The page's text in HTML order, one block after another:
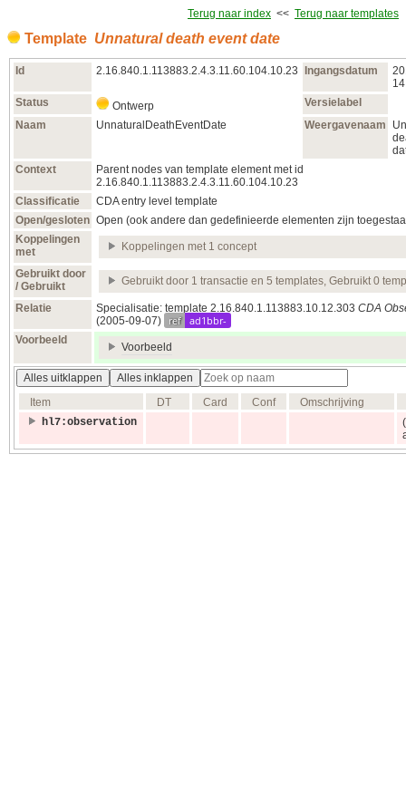
Terug naar index << Terug naar templates
Template Unnatural death event date
Id 2.16.840.1.113883.2.4.3.11.60.104.10.23 Ingangsdatum
Status
Ontwerp
Versielabel
Naam
UnnaturalDeathEventDate Weergavenaam
Context
Parent nodes van template element met id
2.16.840.1.113883.2.4.3.11.60.104.10.23
Classificatie
CDA entry level template
Open/gesloten Open (ook andere dan gedefinieerde elementen zijn
Koppelingen
met
Koppelingen met 1 concept
Gebruikt door
/ Gebruikt
Gebruikt door 1 transactie en 5 templates, Gebruikt 0
Relatie Specialisatie: template 2.16.840.1.113883.10.12.303 CDA
(2005‑09‑07)
ref ad1bbr-
Voorbeeld
Voorbeeld
Alles uitklappen
Alles inklappen
Item
DT Card Conf
Omschrijving
hl7:observation